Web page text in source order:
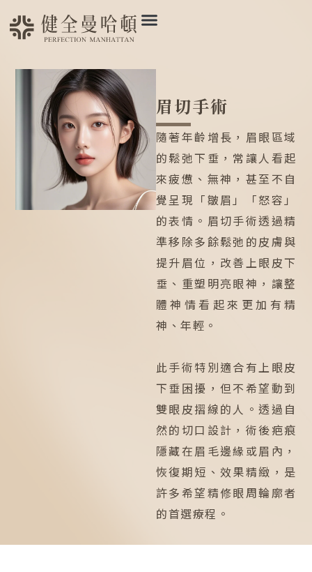
眉切手術
隨著年齡增長，眉眼區域
的鬆弛下垂，常讓人看起
來疲憊、無神，甚至不自
覺呈現「皺眉」「怒容」
的表情。眉切手術透過精
準移除多餘鬆弛的皮膚與
提升眉位，改善上眼皮下
垂、重塑明亮眼神，讓整
體神情看起來更加有精
神、年輕。
此手術特別適合有上眼皮
下垂困擾，但不希望動到
雙眼皮摺線的人。透過自
然的切口設計，術後疤痕
隱藏在眉毛邊緣或眉內，
恢復期短、效果精緻，是
許多希望精修眼周輪廓者
的首選療程。